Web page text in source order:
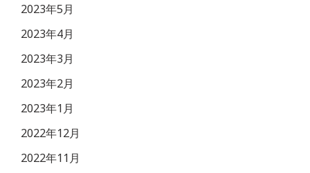
2023年5月
2023年4月
2023年3月
2023年2月
2023年1月
2022年12月
2022年11月